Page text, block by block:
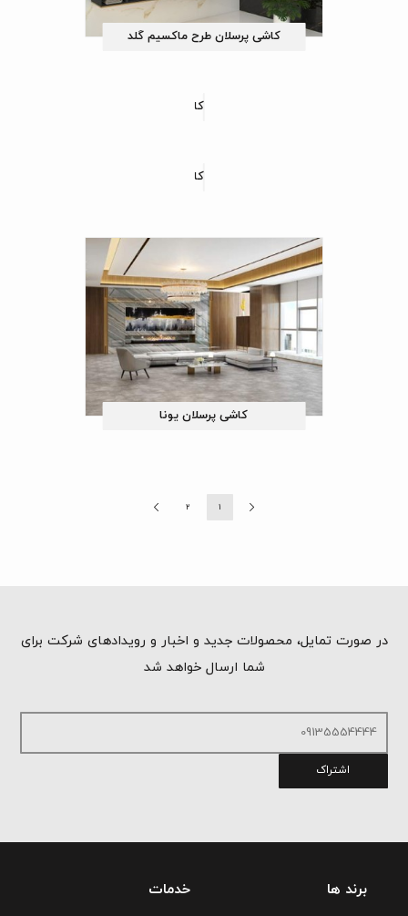
کاشی پرسلان طرح ماکسیم گلد
کاشی پرسلان طرح آمستردام
کاشی پرسلان طرح کالاته طوسی
کاشی پرسلان یونا
1
2
در صورت تمایل، محصولات جدید و اخبار و رویدادهای شرکت برای
شما ارسال خواهد شد
اشتراک
برند ها خدمات